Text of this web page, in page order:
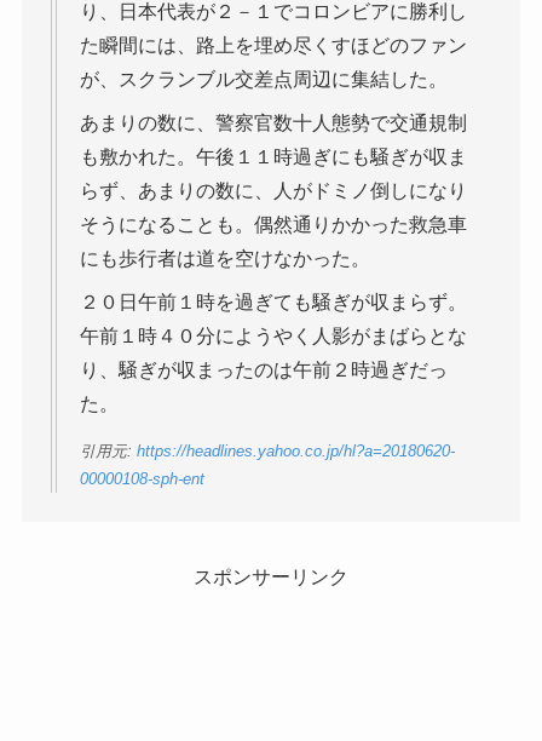
り、日本代表が２－１でコロンビアに勝利し
た瞬間には、路上を埋め尽くすほどのファン
が、スクランブル交差点周辺に集結した。
あまりの数に、警察官数十人態勢で交通規制
も敷かれた。午後１１時過ぎにも騒ぎが収ま
らず、あまりの数に、人がドミノ倒しになり
そうになることも。偶然通りかかった救急車
にも歩行者は道を空けなかった。
２０日午前１時を過ぎても騒ぎが収まらず。
午前１時４０分にようやく人影がまばらとな
り、騒ぎが収まったのは午前２時過ぎだっ
た。
引用元: https://headlines.yahoo.co.jp/hl?a=20180620-
00000108-sph-ent
スポンサーリンク